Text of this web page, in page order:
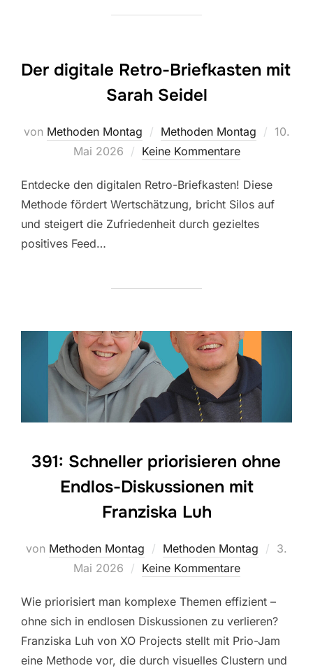
Der digitale Retro-Briefkasten mit
Sarah Seidel
von Methoden Montag Methoden Montag
10.
Mai 2026
Keine Kommentare
Entdecke den digitalen Retro-Briefkasten! Diese
Methode fördert Wertschätzung, bricht Silos auf
und steigert die Zufriedenheit durch gezieltes
positives Feed…
391: Schneller priorisieren ohne
Endlos-Diskussionen mit
Franziska Luh
von Methoden Montag Methoden Montag
3.
Mai 2026
Keine Kommentare
Wie priorisiert man komplexe Themen effizient –
ohne sich in endlosen Diskussionen zu verlieren?
Franziska Luh von XO Projects stellt mit Prio-Jam
eine Methode vor, die durch visuelles Clustern und